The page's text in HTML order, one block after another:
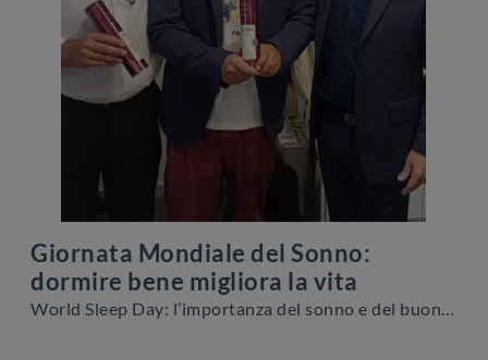
Giornata Mondiale del Sonno:
dormire bene migliora la vita
World Sleep Day: l’importanza del sonno e del buon riposo